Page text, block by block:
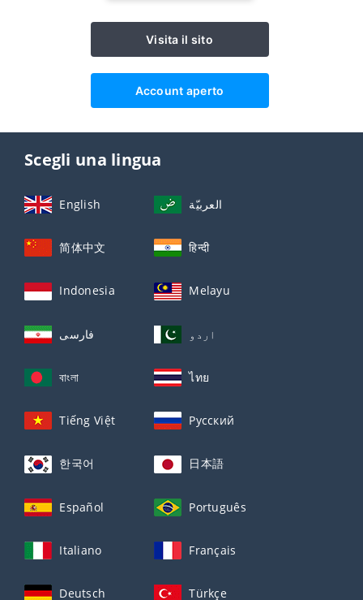
Visita il sito
Account aperto
Scegli una lingua
English العربيّة
简体中文 हिन्दी
Indonesia Melayu
فارسی اردو
বাংলা ไทย
Tiếng Việt Русский
한국어 日本語
Español Português
Italiano Français
Deutsch Türkçe